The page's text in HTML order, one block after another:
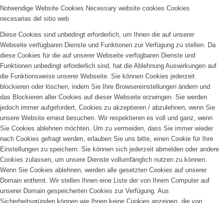
Notwendige Website Cookies Necessary website cookies Cookies
necesarias del sitio web
Diese Cookies sind unbedingt erforderlich, um Ihnen die auf unserer
Webseite verfügbaren Dienste und Funktionen zur Verfügung zu stellen. Da
diese Cookies für die auf unserer Webseite verfügbaren Dienste und
Funktionen unbedingt erforderlich sind, hat die Ablehnung Auswirkungen auf
die Funktionsweise unserer Webseite. Sie können Cookies jederzeit
blockieren oder löschen, indem Sie Ihre Browsereinstellungen ändern und
das Blockieren aller Cookies auf dieser Webseite erzwingen. Sie werden
jedoch immer aufgefordert, Cookies zu akzeptieren / abzulehnen, wenn Sie
unsere Website erneut besuchen. Wir respektieren es voll und ganz, wenn
Sie Cookies ablehnen möchten. Um zu vermeiden, dass Sie immer wieder
nach Cookies gefragt werden, erlauben Sie uns bitte, einen Cookie für Ihre
Einstellungen zu speichern. Sie können sich jederzeit abmelden oder andere
Cookies zulassen, um unsere Dienste vollumfänglich nutzen zu können.
Wenn Sie Cookies ablehnen, werden alle gesetzten Cookies auf unserer
Domain entfernt. Wir stellen Ihnen eine Liste der von Ihrem Computer auf
unserer Domain gespeicherten Cookies zur Verfügung. Aus
Sicherheitsgründen können wie Ihnen keine Cookies anzeigen, die von